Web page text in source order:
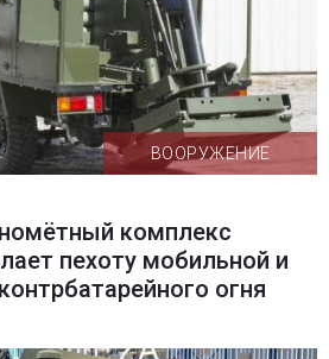
ВООРУЖЕНИЕ
комплекс
пехоту мобильной и
огня